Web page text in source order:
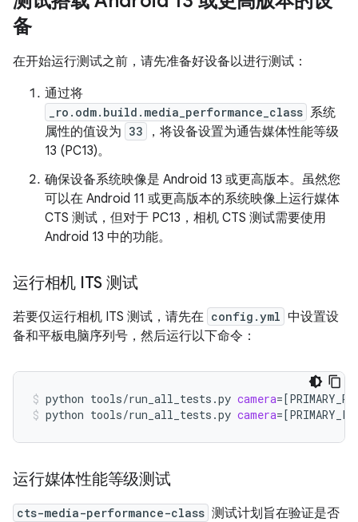
备
在开始运行测试之前，请先准备好设备以进行测试：
通过将
_ro.odm.build.media_performance_class 系统
属性的值设为 33
，将设备设置为通告媒体性能等级
13 (PC13)。
确保设备系统映像是 Android 13 或更高版本。虽然您
可以在 Android 11 或更高版本的系统映像上运行媒体
CTS 测试，但对于 PC13，相机 CTS 测试需要使用
Android 13 中的功能。
运行相机 ITS 测试
若要仅运行相机 ITS 测试，请先在 config.yml 中设置设
备和平板电脑序列号，然后运行以下命令：
python tools/run_all_tests.py camera=[
python tools/run_all_tests.py camera=[
运行媒体性能等级测试
cts-media-performance-class 测试计划旨在验证是否